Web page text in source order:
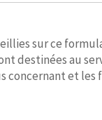
sur ce
destinées au
concernant et les